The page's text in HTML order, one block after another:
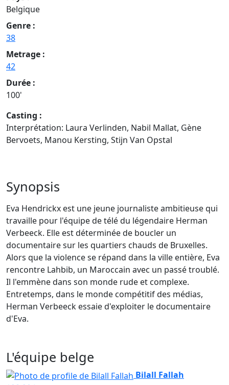
Belgique
Genre :
38
Metrage :
42
Durée :
100'
Casting :
Interprétation: Laura Verlinden, Nabil Mallat, Gène
Bervoets, Manou Kersting, Stijn Van Opstal
Synopsis
Eva Hendrickx est une jeune journaliste ambitieuse qui
travaille pour l'équipe de télé du légendaire Herman
Verbeeck. Elle est déterminée de boucler un
documentaire sur les quartiers chauds de Bruxelles.
Alors que la violence se répand dans la ville entière, Eva
rencontre Lahbib, un Maroccain avec un passé troublé.
Il l'emmène dans son monde rude et complexe.
Entretemps, dans le monde compétitif des médias,
Herman Verbeeck essaie d'exploiter le documentaire
d'Eva.
L'équipe belge
Bilall Fallah